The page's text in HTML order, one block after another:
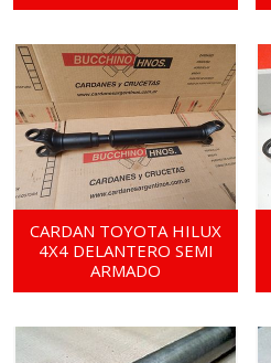
CARDAN TOYOTA HILUX
4X4 DELANTERO SEMI
ARMADO